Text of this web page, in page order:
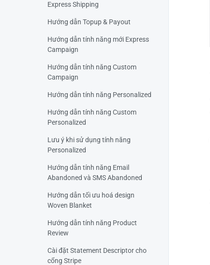
Express Shipping
Hướng dẫn Topup & Payout
Hướng dẫn tính năng mới Express
Campaign
Hướng dẫn tính năng Custom
Campaign
Hướng dẫn tính năng Personalized
Hướng dẫn tính năng Custom
Personalized
Lưu ý khi sử dụng tính năng
Personalized
Hướng dẫn tính năng Email
Abandoned và SMS Abandoned
Hướng dẫn tối ưu hoá design
Woven Blanket
Hướng dẫn tính năng Product
Review
Cài đặt Statement Descriptor cho
cổng Stripe